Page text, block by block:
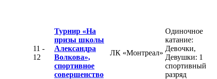
11 -
12
Турнир «На
призы школы
Александра
Волкова»,
спортивное
совершенство
ЛК «Монтреал»
Одиночное
катание:
Девочки,
Девушки: 1
спортивный
разряд